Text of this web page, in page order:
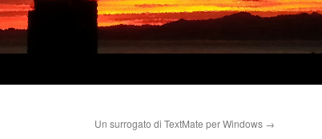
Un surrogato di TextMate per Windows →